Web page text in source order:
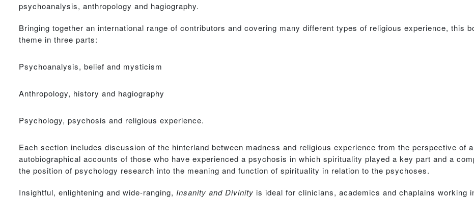
psychoanalysis, anthropology and hagiography.
Bringing together an international range of contributors and covering many different types of religious experience, this
theme in three parts:
Psychoanalysis, belief and mysticism
Anthropology, history and hagiography
Psychology, psychosis and religious experience.
Each section includes discussion of the hinterland between madness and religious experience from the perspective of
autobiographical accounts of those who have experienced a psychosis in which spirituality played a key part and a
the position of psychology research into the meaning and function of spirituality in relation to the psychoses.
Insightful, enlightening and wide-ranging, Insanity and Divinity is ideal for clinicians, academics and chaplains working